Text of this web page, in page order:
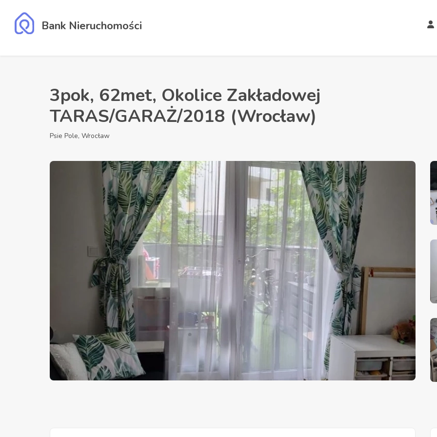
Bank Nieruchomości
3pok, 62met, Okolice Zakładowej
TARAS/GARAŻ/2018 (Wrocław)
Psie Pole, Wrocław